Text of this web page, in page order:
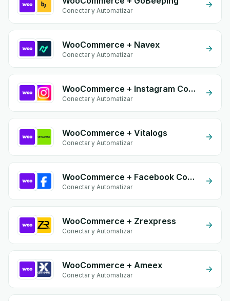
Conectar y Automatizar
WooCommerce + Navex
Conectar y Automatizar
WooCommerce + Instagram Comment
Conectar y Automatizar
WooCommerce + Vitalogs
Conectar y Automatizar
WooCommerce + Facebook Commerce
Conectar y Automatizar
WooCommerce + Zrexpress
Conectar y Automatizar
WooCommerce + Ameex
Conectar y Automatizar